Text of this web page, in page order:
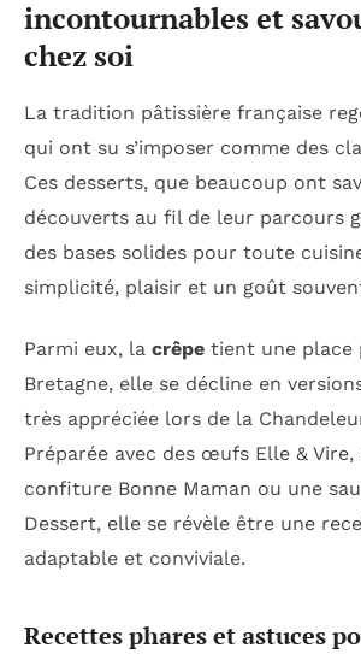
incontournables et
chez soi
La tradition pâtissière française
qui ont su s’imposer comme des
Ces desserts, que beaucoup ont
découverts au fil de leur parcours
des bases solides pour toute
simplicité, plaisir et un goût
Parmi eux, la crêpe tient une place
Bretagne, elle se décline en
très appréciée lors de la
Préparée avec des œufs Elle &
confiture Bonne Maman ou une
Dessert, elle se révèle être une
adaptable et conviviale.
Recettes phares et astuces